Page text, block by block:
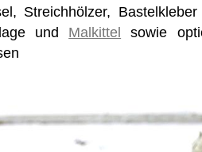
Streichhölzer,
und Malkittel sowie